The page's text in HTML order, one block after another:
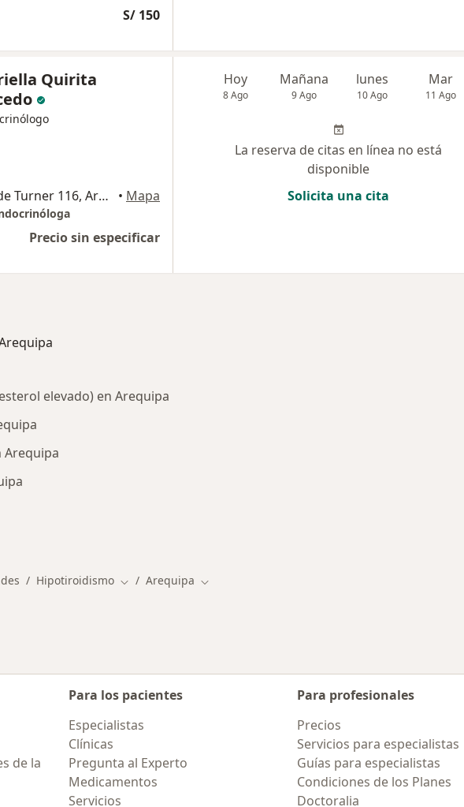
S/ 150
Quirita
Calle Clorinda Matto de Turner 116, Arequipa • Mapa
Precio sin especificar
Hoy
8 Ago
Mañana
9 Ago
lunes
10 Ago
Mar
11 Ago
La reserva de citas en línea no está
disponible
Solicita una cita
elevado) en Arequipa
Arequipa
Hipotiroidismo Cambiar de ciudad
Arequipa Cambiar de ciudad
de la
Para los pacientes
Especialistas
Clínicas
Pregunta al Experto
Medicamentos
Servicios
Para profesionales
Precios
Servicios para especialistas
Guías para especialistas
Condiciones de los Planes
Doctoralia